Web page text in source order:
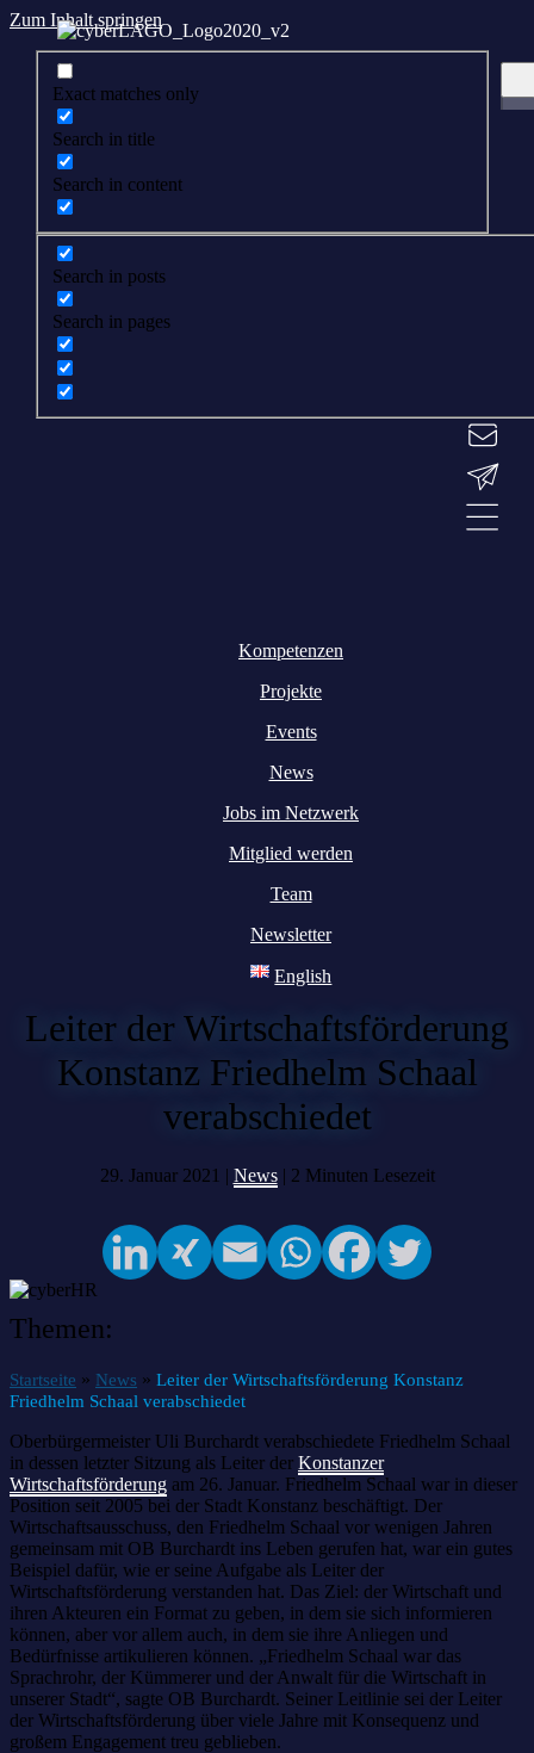
Zum Inhalt springen
Exact matches only
Search in title
Search in content
Search in posts
Search in pages
Kompetenzen
Projekte
Events
News
Jobs im Netzwerk
Mitglied werden
Team
Newsletter
English
Leiter der Wirtschaftsförderung
Konstanz Friedhelm Schaal
verabschiedet
29. Januar 2021 | News| 2 Minuten Lesezeit
Themen:
Startseite » News » Leiter der Wirtschaftsförderung Konstanz
Friedhelm Schaal verabschiedet
Oberbürgermeister Uli Burchardt verabschiedete Friedhelm Schaal
in dessen letzter Sitzung als Leiter der Konstanzer
Wirtschaftsförderung am 26. Januar. Friedhelm Schaal war in dieser
Position seit 2005 bei der Stadt Konstanz beschäftigt. Der
Wirtschaftsausschuss, den Friedhelm Schaal vor wenigen Jahren
gemeinsam mit OB Burchardt ins Leben gerufen hat, war ein gutes
Beispiel dafür, wie er seine Aufgabe als Leiter der
Wirtschaftsförderung verstanden hat. Das Ziel: der Wirtschaft und
ihren Akteuren ein Format zu geben, in dem sie sich informieren
können, aber vor allem auch, in dem sie ihre Anliegen und
Bedürfnisse artikulieren können. „Friedhelm Schaal war das
Sprachrohr, der Kümmerer und der Anwalt für die Wirtschaft in
unserer Stadt“, sagte OB Burchardt. Seiner Leitlinie sei der Leiter
der Wirtschaftsförderung über viele Jahre mit Konsequenz und
großem Engagement treu geblieben.